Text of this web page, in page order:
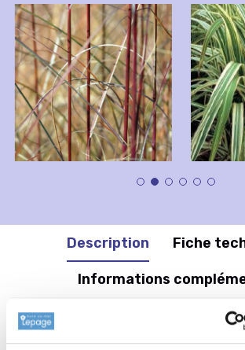
Description Fiche
Informations
Informations botaniques